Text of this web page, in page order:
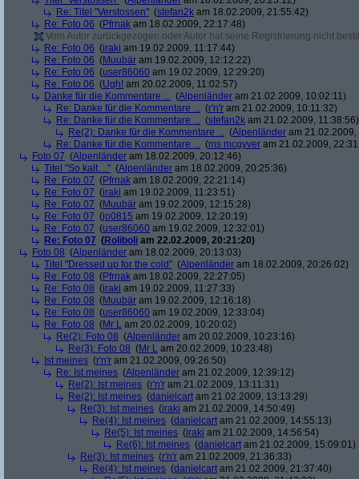
Re: Titel "Verstossen" (stefan2k am 18.02.2009, 21:55:42)
Re: Foto 06 (Pfrnak am 18.02.2009, 22:17:48)
Vom Autor zurückgezogen oder Autor hat seine Registrierung nicht
Re: Foto 06 (iraki am 19.02.2009, 11:17:44)
Re: Foto 06 (Muubär am 19.02.2009, 12:12:22)
Re: Foto 06 (user86060 am 19.02.2009, 12:29:20)
Re: Foto 06 (Ugh! am 20.02.2009, 11:02:57)
Danke für die Kommentare ... (Alpenländer am 21.02.2009, 10:02:11)
Re: Danke für die Kommentare ... (r'n'r am 21.02.2009, 10:11:32)
Re: Danke für die Kommentare ... (stefan2k am 21.02.2009, 11:38:56)
Re(2): Danke für die Kommentare ... (Alpenländer am
Re: Danke für die Kommentare ... (ms mcgyver am 21.02.2009,
Foto 07 (Alpenländer am 18.02.2009, 20:12:46)
Titel "So kalt…" (Alpenländer am 18.02.2009, 20:25:36)
Re: Foto 07 (Pfrnak am 18.02.2009, 22:21:14)
Re: Foto 07 (iraki am 19.02.2009, 11:23:51)
Re: Foto 07 (Muubär am 19.02.2009, 12:15:28)
Re: Foto 07 (jo0815 am 19.02.2009, 12:20:19)
Re: Foto 07 (user86060 am 19.02.2009, 12:32:01)
Re: Foto 07 (Roliboli am 22.02.2009, 20:21:20)
Foto 08 (Alpenländer am 18.02.2009, 20:13:03)
Titel "Dressed up for the cold" (Alpenländer am 18.02.2009, 20:26:02)
Re: Foto 08 (Pfrnak am 18.02.2009, 22:27:05)
Re: Foto 08 (iraki am 19.02.2009, 11:27:33)
Re: Foto 08 (Muubär am 19.02.2009, 12:16:18)
Re: Foto 08 (user86060 am 19.02.2009, 12:33:04)
Re: Foto 08 (Mr L am 20.02.2009, 10:20:02)
Re(2): Foto 08 (Alpenländer am 20.02.2009, 10:23:16)
Re(3): Foto 08 (Mr L am 20.02.2009, 10:23:48)
Ist meines (r'n'r am 21.02.2009, 09:26:50)
Re: Ist meines (Alpenländer am 21.02.2009, 12:39:12)
Re(2): Ist meines (r'n'r am 21.02.2009, 13:11:31)
Re(2): Ist meines (danielcart am 21.02.2009, 13:13:29)
Re(3): Ist meines (iraki am 21.02.2009, 14:50:49)
Re(4): Ist meines (danielcart am 21.02.2009, 14:55:13)
Re(5): Ist meines (iraki am 21.02.2009, 14:56:54)
Re(6): Ist meines (danielcart am 21.02.2009, 15:09:01)
Re(3): Ist meines (r'n'r am 21.02.2009, 21:36:33)
Re(4): Ist meines (danielcart am 21.02.2009, 21:37:40)